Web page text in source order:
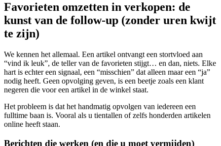
Favorieten omzetten in verkopen: de
kunst van de follow-up (zonder uren kwijt
te zijn)
We kennen het allemaal. Een artikel ontvangt een stortvloed aan
“vind ik leuk”, de teller van de favorieten stijgt… en dan, niets. Elke
hart is echter een signaal, een “misschien” dat alleen maar een “ja”
nodig heeft. Geen opvolging geven, is een beetje zoals een klant
negeren die voor een artikel in de winkel staat.
Het probleem is dat het handmatig opvolgen van iedereen een
fulltime baan is. Vooral als u tientallen of zelfs honderden artikelen
online heeft staan.
Berichten die werken (en die u moet vermijden)